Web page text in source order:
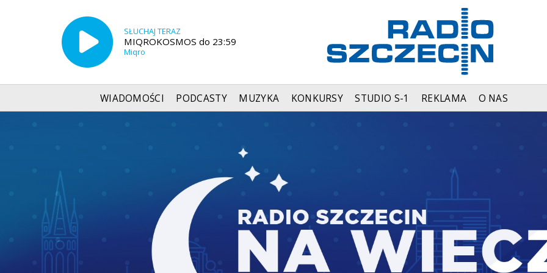
SŁUCHAJ TERAZ
MIQROKOSMOS do 23:59
Miqro
WIADOMOŚCI PODCASTY MUZYKA KONKURSY STUDIO S-1 REKLAMA O NAS